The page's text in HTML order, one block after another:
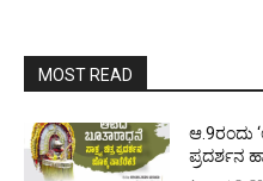
MOST READ
ಆ.9ರಂದು
ಪ್ರದರ್ಶನ